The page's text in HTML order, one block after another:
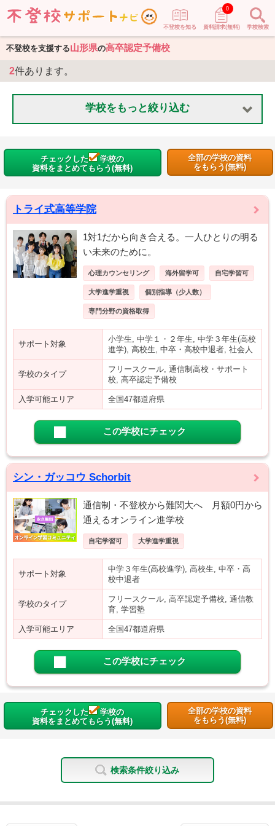
不登校を知る 資料請求(無料)
0
学校検索
不登校を支援する山形県の高卒認定予備校
2件あります。
学校をもっと絞り込む
チェックした
学校の
資料をまとめてもらう(無料)
全部の学校の資料
をもらう(無料)
トライ式高等学院
1対1だから向き合える。一人ひとりの明る
い未来のために。
心理カウンセリング 海外留学可 自宅学習可
大学進学重視 個別指導（少人数）
専門分野の資格取得
サポート対象
小学生, 中学１・２年生, 中学３年生(高校
進学), 高校生, 中卒・高校中退者, 社会人
学校のタイプ
フリースクール, 通信制高校・サポート
校, 高卒認定予備校
入学可能エリア 全国47都道府県
この学校にチェック
シン・ガッコウ Schorbit
通信制・不登校から難関大へ 月額0円から
通えるオンライン進学校
自宅学習可 大学進学重視
サポート対象
中学３年生(高校進学), 高校生, 中卒・高
校中退者
学校のタイプ
フリースクール, 高卒認定予備校, 通信教
育, 学習塾
入学可能エリア 全国47都道府県
この学校にチェック
チェックした
学校の
資料をまとめてもらう(無料)
全部の学校の資料
をもらう(無料)
検索条件絞り込み